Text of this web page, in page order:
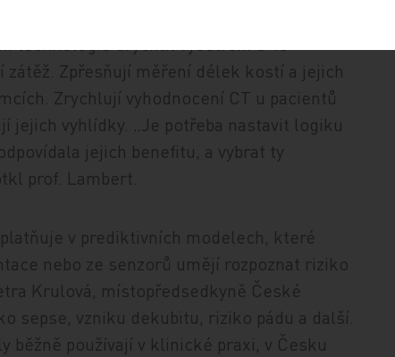
rezonancí v programu
technologie urychlit vyšetření o 45
Zpřesňují měření délek kostí a jejich
Zrychlují vyhodnocení CT u pacientů
jejich vyhlídky. „Je potřeba nastavit logiku
jejich benefitu, a vybrat ty
prof. Lambert.
v prediktivních modelech, které
nebo ze senzorů umějí rozpoznat riziko
Krulová, místopředsedkyně České
sepse, vzniku dekubitu, riziko pádu a další.
běžně používají v klinické praxi, v Česku